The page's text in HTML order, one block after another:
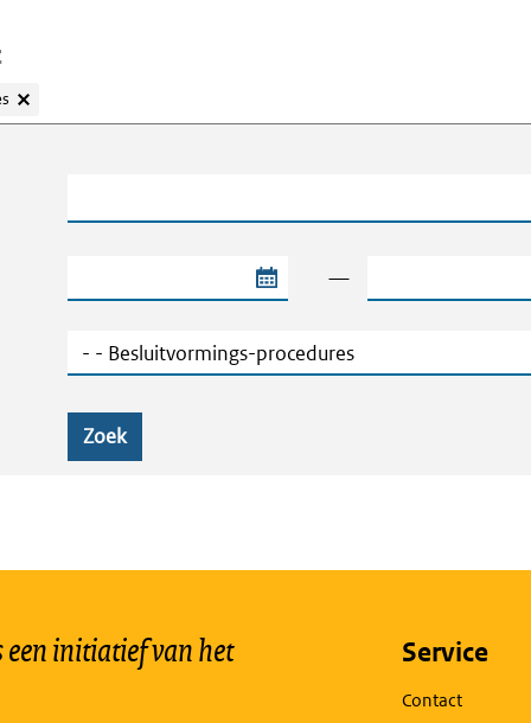
Begindatum van de periode — Einddatum van de
Categorie
Zoek
een initiatief van het
Service
Contact